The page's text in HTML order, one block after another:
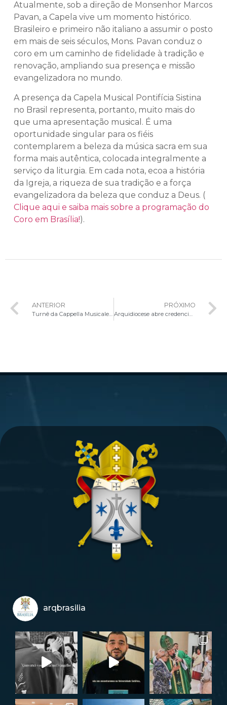
Atualmente, sob a direção de Monsenhor Marcos
Pavan, a Capela vive um momento histórico.
Brasileiro e primeiro não italiano a assumir o posto
em mais de seis séculos, Mons. Pavan conduz o
coro em um caminho de fidelidade à tradição e
renovação, ampliando sua presença e missão
evangelizadora no mundo.
A presença da Capela Musical Pontifícia Sistina
no Brasil representa, portanto, muito mais do
que uma apresentação musical. É uma
oportunidade singular para os fiéis
contemplarem a beleza da música sacra em sua
forma mais autêntica, colocada integralmente a
serviço da liturgia. Em cada nota, ecoa a história
da Igreja, a riqueza de sua tradição e a força
evangelizadora da beleza que conduz a Deus. (
Clique aqui e saiba mais sobre a programação do
Coro em Brasília!).
ANTERIOR
Turnê da Cappella Musicale Pontificia Sistina chega a Brasília com programação especial de formação e celebração
PRÓXIMO
Arquidiocese abre credenciamento de imprensa para cobertura da Santa Missa com participação da Capela Musical Pontifícia Sistina
arqbrasilia